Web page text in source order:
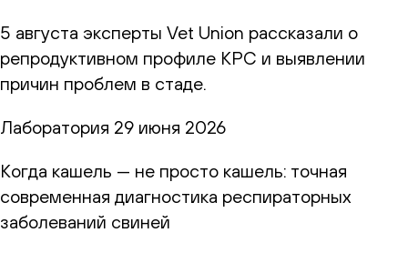
5 августа эксперты Vet Union рассказали о
репродуктивном профиле КРС и выявлении
причин проблем в стаде.
Лаборатория 29 июня 2026
Когда кашель — не просто кашель: точная
современная диагностика респираторных
заболеваний свиней